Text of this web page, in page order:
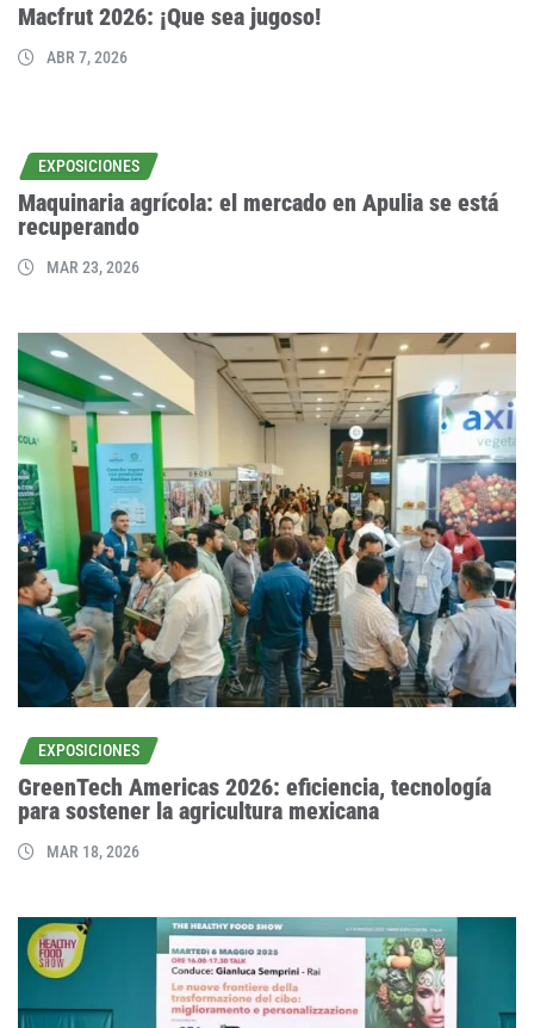
Macfrut 2026: ¡Que sea jugoso!
ABR 7, 2026
EXPOSICIONES
Maquinaria agrícola: el mercado en Apulia se está
recuperando
MAR 23, 2026
EXPOSICIONES
GreenTech Americas 2026: eficiencia, tecnología
para sostener la agricultura mexicana
MAR 18, 2026